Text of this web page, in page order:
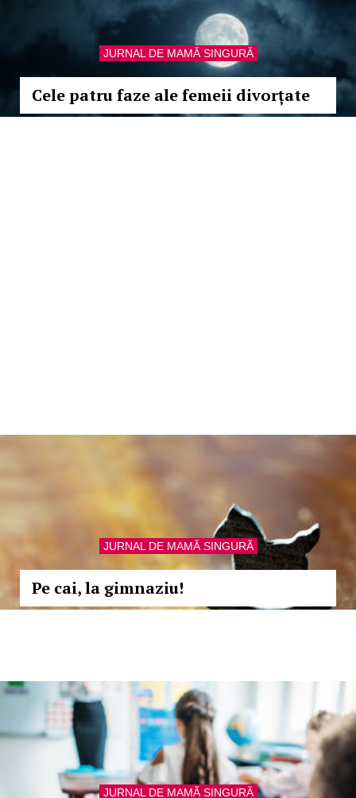
JURNAL DE MAMĂ SINGURĂ
Cele patru faze ale femeii divorțate
JURNAL DE MAMĂ SINGURĂ
Pe cai, la gimnaziu!
JURNAL DE MAMĂ SINGURĂ